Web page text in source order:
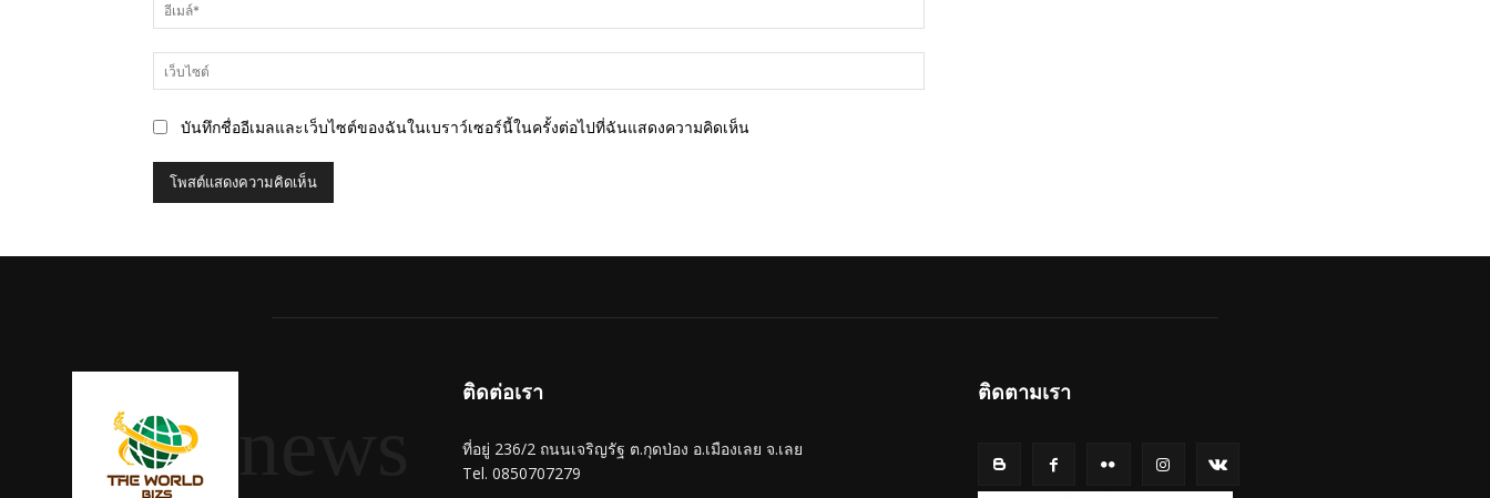
บันทึกชื่ออีเมลและเว็บไซต์ของฉันในเบราว์เซอร์นี้ในครั้งต่อไปที่ฉันแสดงความคิดเห็น
ติดต่อเรา
ที่อยู่ 236/2 ถนนเจริญรัฐ ต.กุดป่อง อ.เมืองเลย จ.เลย
Tel. 0850707279
ติดตามเรา